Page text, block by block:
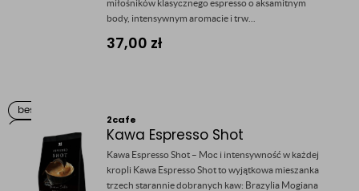
miłośników klasycznego espresso o aksamitnym
body, intensywnym aromacie i trw...
37,00 zł
2cafe
Kawa Espresso Shot
Kawa Espresso Shot – Moc i intensywność w każdej
kropli Kawa Espresso Shot to wyjątkowa mieszanka
trzech starannie dobranych kaw: Brazylia Mogiana